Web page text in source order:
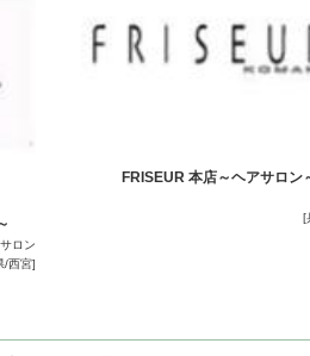
ロン
/西宮]
FRISEUR 本店～ヘアサロン
[